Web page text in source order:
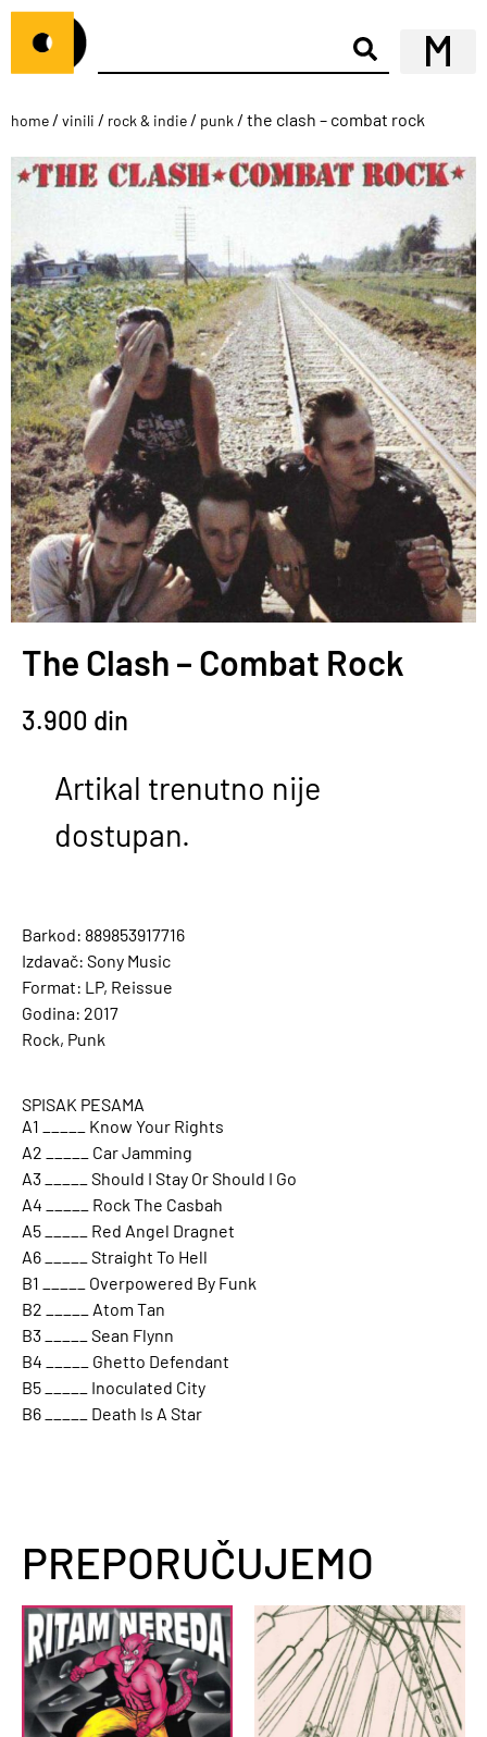
home / vinili / rock & indie / punk / the clash – combat rock
The Clash – Combat Rock
3.900 din
Artikal trenutno nije
dostupan.
Barkod: 889853917716
Izdavač: Sony Music
Format: LP, Reissue
Godina: 2017
Rock, Punk
SPISAK PESAMA
A1 _____ Know Your Rights
A2 _____ Car Jamming
A3 _____ Should I Stay Or Should I Go
A4 _____ Rock The Casbah
A5 _____ Red Angel Dragnet
A6 _____ Straight To Hell
B1 _____ Overpowered By Funk
B2 _____ Atom Tan
B3 _____ Sean Flynn
B4 _____ Ghetto Defendant
B5 _____ Inoculated City
B6 _____ Death Is A Star
PREPORUČUJEMO